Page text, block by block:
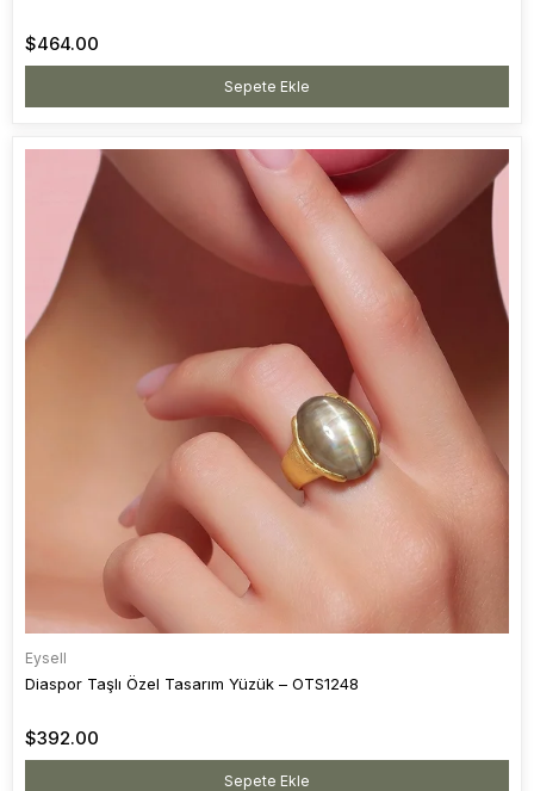
$464.00
Sepete Ekle
Eysell
Diaspor Taşlı Özel Tasarım Yüzük – OTS1248
$392.00
Sepete Ekle